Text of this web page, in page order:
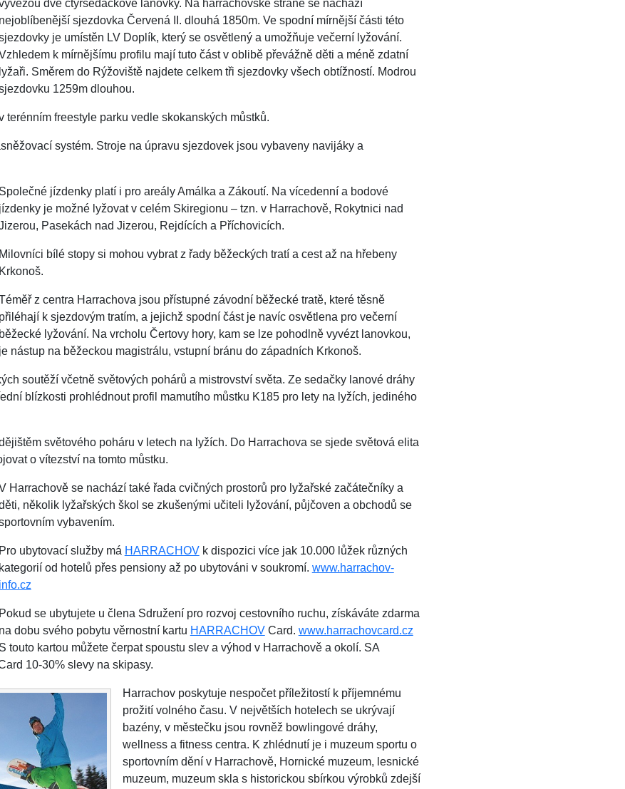
dvě čtyřsedačkové lanovky. Na harrachovské straně se nachází
nejoblíbenější sjezdovka Červená II. dlouhá 1850m. Ve spodní mírnější části této
je umístěn LV Doplík, který se osvětlený a umožňuje večerní lyžování.
k mírnějšímu profilu mají tuto část v oblibě převážně děti a méně zdatní
lyžaři. Směrem do Rýžoviště najdete celkem tři sjezdovky všech obtížností. Modrou
1259m dlouhou.
freestyle parku vedle skokanských můstků.
systém. Stroje na úpravu sjezdovek jsou vybaveny navijáky a
Společné jízdenky platí i pro areály Amálka a Zákoutí. Na vícedenní a bodové
jízdenky je možné lyžovat v celém Skiregionu – tzn. v Harrachově, Rokytnici nad
Pasekách nad Jizerou, Rejdících a Příchovicích.
Milovníci bílé stopy si mohou vybrat z řady běžeckých tratí a cest až na hřebeny
Krkonoš.
z centra Harrachova jsou přístupné závodní běžecké tratě, které těsně
přiléhají k sjezdovým tratím, a jejichž spodní část je navíc osvětlena pro večerní
běžecké lyžování. Na vrcholu Čertovy hory, kam se lze pohodlně vyvézt lanovkou,
je nástup na běžeckou magistrálu, vstupní bránu do západních Krkonoš.
soutěží včetně světových pohárů a mistrovství světa. Ze sedačky lanové dráhy
blízkosti prohlédnout profil mamutího můstku K185 pro lety na lyžích, jediného
světového poháru v letech na lyžích. Do Harrachova se sjede světová elita
o vítezství na tomto můstku.
Harrachově se nachází také řada cvičných prostorů pro lyžařské začátečníky a
několik lyžařských škol se zkušenými učiteli lyžování, půjčoven a obchodů se
vybavením.
Pro ubytovací služby má HARRACHOVk dispozici více jak 10.000 lůžek různých
kategorií od hotelů přes pensiony až po ubytováni v soukromí. www.harrachov-
info.cz
Pokud se ubytujete u člena Sdružení pro rozvoj cestovního ruchu, získáváte zdarma
na dobu svého pobytu věrnostní kartu HARRACHOVCard. www.harrachovcard.cz
S touto kartou můžete čerpat spoustu slev a výhod v Harrachově a okolí. SA
10-30% slevy na skipasy.
Harrachov poskytuje nespočet příležitostí k příjemnému
prožití volného času. V největších hotelech se ukrývají
bazény, v městečku jsou rovněž bowlingové dráhy,
wellness a fitness centra. K zhlédnutí je i muzeum sportu o
sportovním dění v Harrachově, Hornické muzeum, lesnické
muzeum, muzeum skla s historickou sbírkou výrobků zdejší